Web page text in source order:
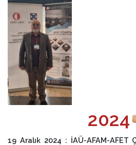
2024
19 Aralık 2024 : İAÜ-AFAM-AFET